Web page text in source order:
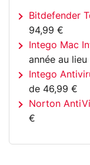
Bitdefender
94,99 €
Intego Mac
année au
Intego
de 46,99 €
Norton
€